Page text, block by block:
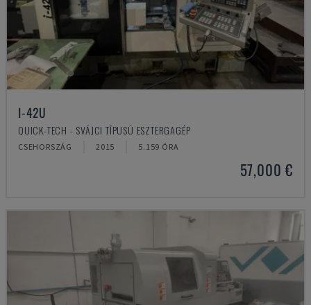
I-42U
QUICK-TECH - SVÁJCI TÍPUSÚ ESZTERGAGÉP
CSEHORSZÁG 2015 5.159 ÓRA
57,000 €